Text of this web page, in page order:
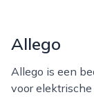
Allego
Allego is een bedrijf dat zich richt op laadinfrastructuur
voor